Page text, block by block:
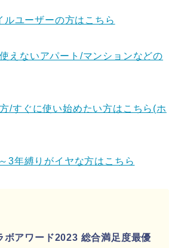
ルユーザーの方はこちら
えないアパート/マンションなどの
/すぐに使い始めたい方はこちら(ホ
3年縛りがイヤな方はこちら
ボアワード2023 総合満足度最優